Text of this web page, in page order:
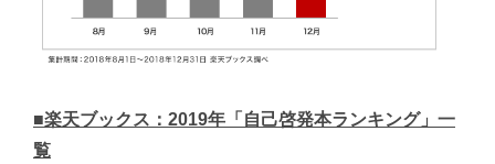
■楽天ブックス：2019年「自己啓発本ランキング」一
覧